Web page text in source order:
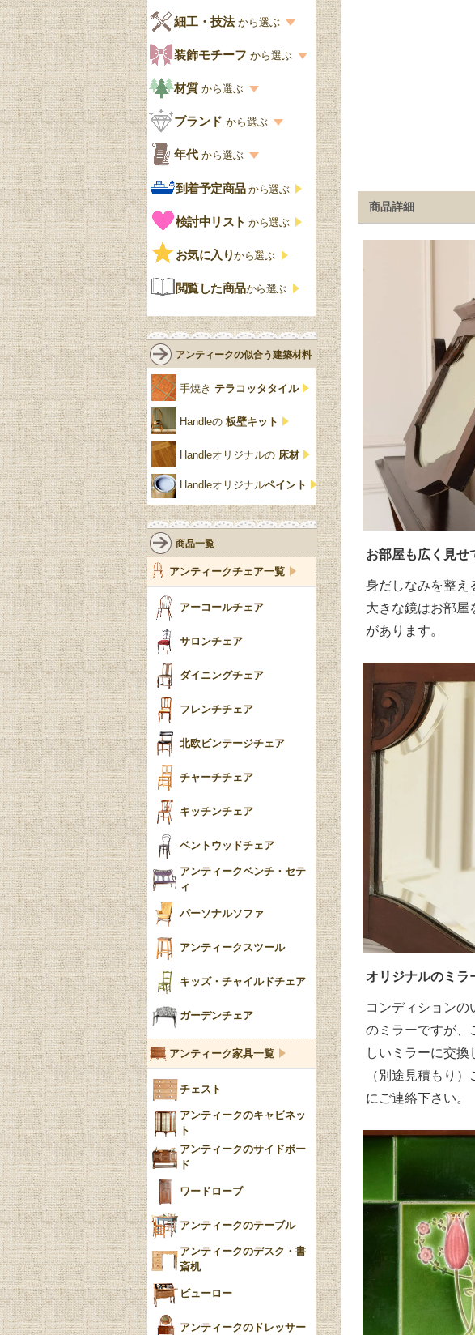
商品詳細
お部屋も広く見せ
身だしなみを整え
大きな鏡はお部屋
があります。
オリジナルのミラ
コンディションの
のミラーですが、
しいミラーに交換
（別途見積もり
にご連絡下さい。
デスクおしゃれ
食器棚おしゃれ
木製ワゴン
ェア
洋服タンス
チェストおしゃれ
クローゼット
鏡台
花台
仏壇おしゃれ
靴箱収納
スリッパ収納
壁掛け家具
パーテーション・間
仕切り
ガーデンファニチャ
ー
ミラー
花瓶おしゃれ
陶器の人形
キャンドルホルダー
キッチン・ダイニング
英国アンティーク
英国クラシック
式
エリザベス様式
ジャコビアン
ロココ様式
ミッドセンチュリー
アールデコ
家具の色一覧
カスタード色
アップルパイ色
白・ホワイト
黒・ブラック
細工・技法 から選ぶ
細工・技法の一覧
象嵌・マーケットリー
寄木・パーケットリー
装飾モチーフ から選ぶ
模様の一覧
ペディメント
コーニス
グ
ストラップワーク
雷文
ビーディング
リネンフォールド
ルネット
アカンサス
パイクラスト
脚のモチーフ一覧
ターニングレッグ
バルボスレッグ
ボビンターニング
ツイスト
トライポッド
バラスター
陶磁器の模様一覧
イマリ（IMARI）
ブルー＆ホワイト
ブルーウィローパターン
Blue）
YUAN
チンツ
クリノリン
材質 から選ぶ
材質の一覧
オーク材
マホガニー
ローズウッド材
サテンウッド材
ブランド から選ぶ
ブランド一覧
Handleオリジナル
ウィリアムモリス
ロイドルーム
コントワールドファミー
ユ
ジェニファーテイラー
チェスターフィールド
リリパットレーン
アングルポイズ
ウォーカー＆ホール
年代 から選ぶ
年代別の一覧
アンティーク
ビンテージ
到着予定商品から選ぶ
検討中リスト から選ぶ
お気に入りから選ぶ
閲覧した商品から選ぶ
アンティークの似合う建築材料
手焼き テラコッタタイル
Handleの 板壁キット
Handleオリジナルの 床材
Handleオリジナルペイント
商品一覧
アンティークチェア一覧
アーコールチェア
サロンチェア
ダイニングチェア
フレンチチェア
北欧ビンテージチェア
チャーチチェア
キッチンチェア
ベントウッドチェア
アンティークベンチ・セテ
ィ
パーソナルソファ
アンティークスツール
キッズ・チャイルドチェア
ガーデンチェア
アンティーク家具一覧
チェスト
アンティークのキャビネッ
ト
アンティークのサイドボー
ド
ワードローブ
アンティークのテーブル
アンティークのデスク・書
斎机
ビューロー
アンティークのドレッサー